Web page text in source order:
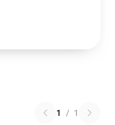
1 / 1